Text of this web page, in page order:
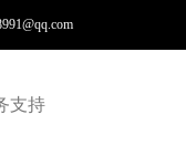
支持